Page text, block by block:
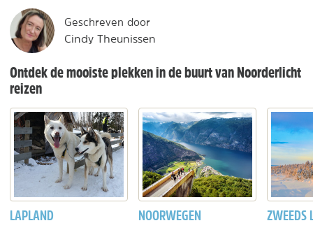
Geschreven door
Cindy Theunissen
Ontdek de mooiste plekken in de buurt van Noorderlicht
reizen
LAPLAND NOORWEGEN ZWEEDS